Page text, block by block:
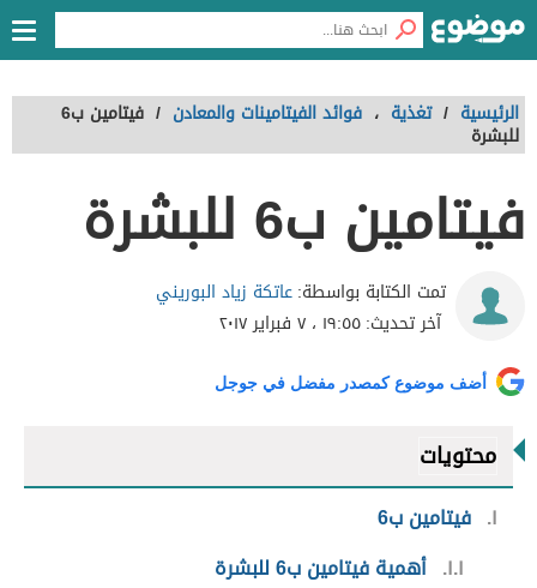
الرئيسية / تغذية ، فوائد الفيتامينات والمعادن / فيتامين ب6
للبشرة
فيتامين ب6 للبشرة
تمت الكتابة بواسطة:عاتكة زياد البوريني
آخر تحديث:١٩:٥٥ ، ٧ فبراير ٢٠١٧
أضف موضوع كمصدر مفضل في جوجل
محتويات
١ فيتامين ب6
١.١ أهمية فيتامين ب6 للبشرة